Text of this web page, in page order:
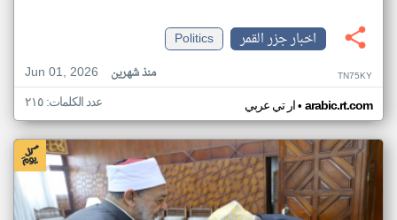
اخبار جزر القمر
Politics
Jun 01, 2026
منذ شهرين TN75KY
ار تي عربي• arabic.rt.com عدد الكلمات: ٢١٥